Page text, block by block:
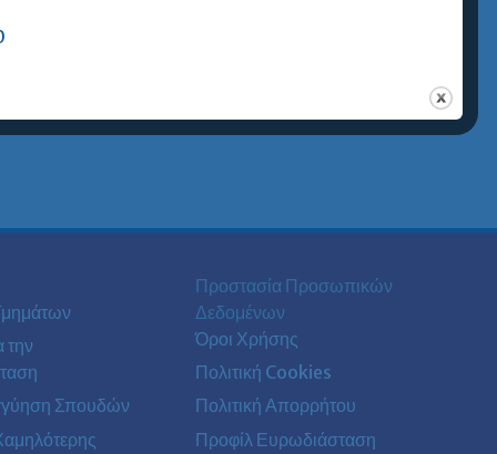
την
Σπουδών
Προστασία Προσωπικών
Δεδομένων
Όροι Χρήσης
Πολιτική Cookies
Πολιτική Απορρήτου
Προφίλ Ευρωδιάσταση